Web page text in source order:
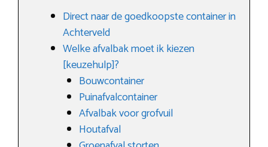
Direct naar de goedkoopste container in
Achterveld
Welke afvalbak moet ik kiezen
[keuzehulp]?
Bouwcontainer
Puinafvalcontainer
Afvalbak voor grofvuil
Houtafval